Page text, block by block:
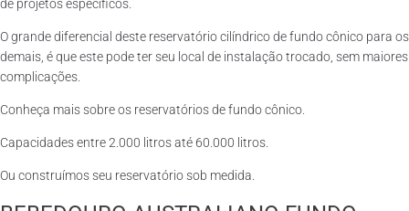
de projetos específicos.
O grande diferencial deste reservatório cilíndrico de fundo cônico para os
demais, é que este pode ter seu local de instalação trocado, sem maiores
complicações.
Conheça mais sobre os reservatórios de fundo cônico.
Capacidades entre 2.000 litros até 60.000 litros.
Ou construímos seu reservatório sob medida.